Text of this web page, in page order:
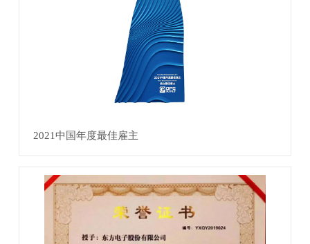
2021中国年度最佳雇主